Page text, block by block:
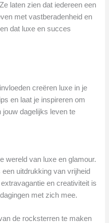
laten zien dat iedereen een
met vastberadenheid en
dat luxe en succes
creëren luxe in je
en laat je inspireren om
dagelijks leven te
wereld van luxe en glamour.
uitdrukking van vrijheid
en creativiteit is
met zich mee.
de rocksterren te maken